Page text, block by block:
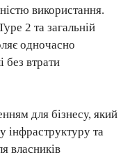
використання.
2 та загальній
одночасно
без втрати
для бізнесу, який
інфраструктуру та
власників